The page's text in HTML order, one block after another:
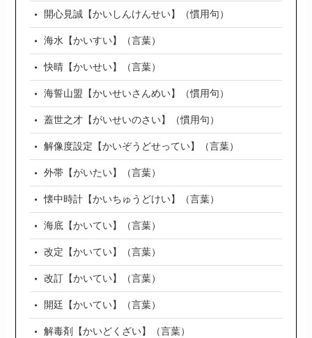
開心見誠【かいしんけんせい】（慣用句）
海水【かいすい】（言葉）
快晴【かいせい】（言葉）
海誓山盟【かいせいさんめい】（慣用句）
蓋世之才【がいせいのさい】（慣用句）
解像度設定【かいぞうどせってい】（言葉）
外帯【がいたい】（言葉）
懐中時計【かいちゅうどけい】（言葉）
海底【かいてい】（言葉）
改定【かいてい】（言葉）
改訂【かいてい】（言葉）
開廷【かいてい】（言葉）
解毒剤【かいどくざい】（言葉）